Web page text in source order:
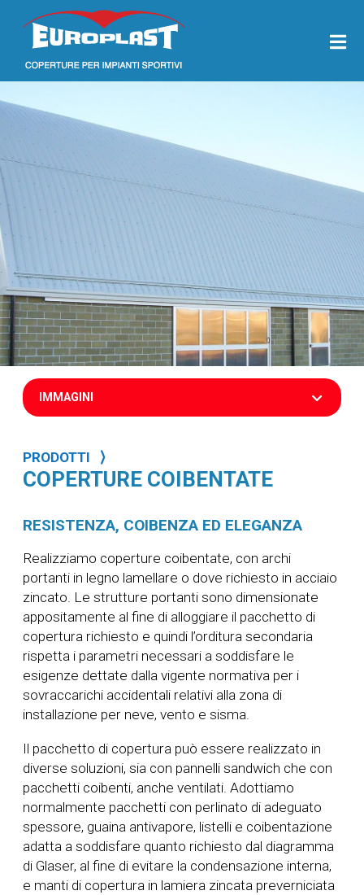
IMMAGINI
PRODOTTI ⟩
COPERTURE COIBENTATE
RESISTENZA, COIBENZA ED ELEGANZA
Realizziamo coperture coibentate, con archi
portanti in legno lamellare o dove richiesto in acciaio
zincato. Le strutture portanti sono dimensionate
appositamente al fine di alloggiare il pacchetto di
copertura richiesto e quindi l’orditura secondaria
rispetta i parametri necessari a soddisfare le
esigenze dettate dalla vigente normativa per i
sovraccarichi accidentali relativi alla zona di
installazione per neve, vento e sisma.
Il pacchetto di copertura può essere realizzato in
diverse soluzioni, sia con pannelli sandwich che con
pacchetti coibenti, anche ventilati. Adottiamo
normalmente pacchetti con perlinato di adeguato
spessore, guaina antivapore, listelli e coibentazione
adatta a soddisfare quanto richiesto dal diagramma
di Glaser, al fine di evitare la condensazione interna,
e manti di copertura in lamiera zincata preverniciata